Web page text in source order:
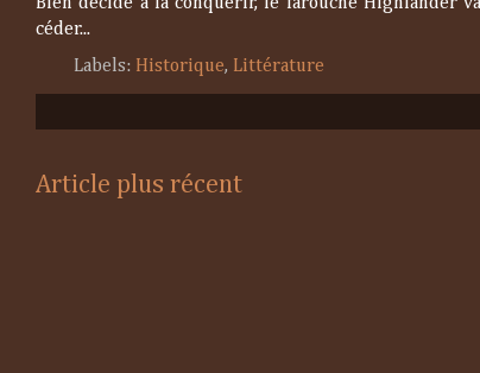
céder...
Labels: Historique, Littérature
Article plus récent